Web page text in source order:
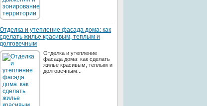
Отделка и утепление фасада дома: как
сделать жилье красивым, теплым и
долговечным
Отделка и утепление
фасада дома: как сделать
жилье красивым, теплым и
долговечным...